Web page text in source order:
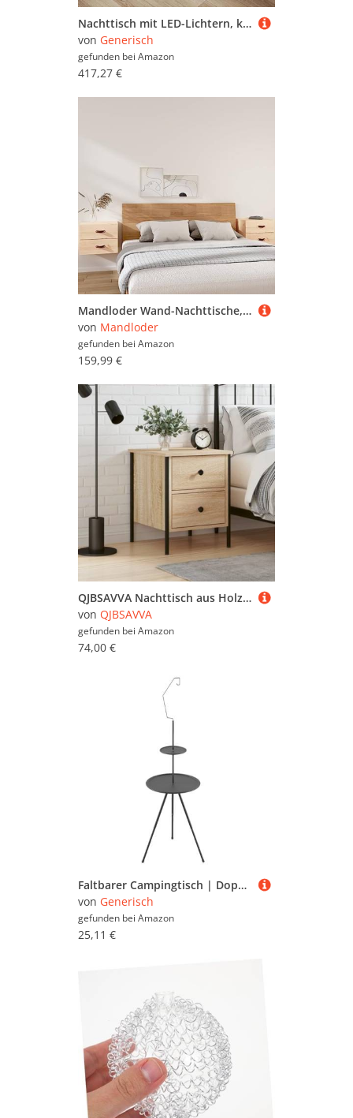
Nachttisch mit LED-Lichtern, kabellos aufladbar, moderner Nachttisch mit 2 Schubladen für Schlafzimmer, schmales Design, keine Montage erforderlich
von Generisch
gefunden bei Amazon
417,27 €
Mandloder Wand-Nachttische, 2 Stück, Massives Kiefernholz, 50x36x40 cm, Schwebendes Design, Stauraum für Schlafzimmer und Wohnzimmer Möbel
von Mandloder
gefunden bei Amazon
159,99 €
QJBSAVVA Nachttisch aus Holzwerkstoff und Eisen im Industrie-Design, Farbe Sonoma-Eiche, 40x42x50 cm mit 2 Schubladen und verstellbaren Beinen, Stabiler Beistelltisch für Schlafzimmer und Wohnzimmer
von QJBSAVVA
gefunden bei Amazon
74,00 €
Faltbarer Campingtisch | Doppelschichtiger Klapptisch | Kompaktes Design, dreieckige Unterstützung, Nachttisch-Zubehör, Werkzeug für Angeln, Outdoor-Aktivitäten, Grillen
von Generisch
gefunden bei Amazon
25,11 €